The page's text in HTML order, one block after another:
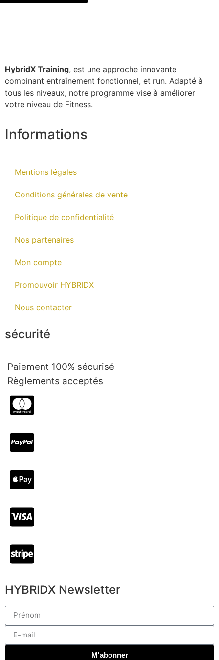
HybridX Training, est une approche innovante
combinant entraînement fonctionnel, et run. Adapté à
tous les niveaux, notre programme vise à améliorer
votre niveau de Fitness.
Informations
Mentions légales
Conditions générales de vente
Politique de confidentialité
Nos partenaires
Mon compte
Promouvoir HYBRIDX
Nous contacter
sécurité
Paiement 100% sécurisé
Règlements acceptés
HYBRIDX Newsletter
M'abonner